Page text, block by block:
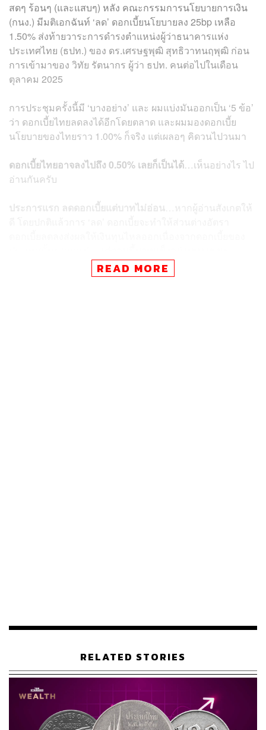
สดๆ ร้อนๆ (และแสบๆ) หลัง คณะกรรมการนโยบายการเงิน
(กนง.) มีมติเอกฉันท์ ‘ลด’ ดอกเบี้ยนโยบายลง 25bp เหลือ
1.50% ส่งท้ายวาระการดำรงตำแหน่งผู้ว่าธนาคารแห่ง
ประเทศไทย (ธปท.) ของ ดร.เศรษฐพุฒิ สุทธิวาทนฤพุฒิ ก่อน
การเข้ามาของ วิทัย รัตนากร ผู้ว่า ธปท. คนต่อไปในเดือน
ตุลาคม 2025
การประชุมครั้งนี้มี ‘บางอย่าง’ และ ผมแบ่งมันออกเป็น ‘5 ข้อ’
ว่า ดอกเบี้ยไทยลดลงได้อีกโดยตลาด และผมมองดอกเบี้ย
นโยบายของไทยราว 1.00% ก็จริง แต่เผลอๆ คิดวนไปวนมา
ดอกเบี้ยไทยอาจลงไปถึง 0.50% เลยก็เป็นได้…เห็นอย่างไร ไป
อ่านกันครับ
ประการแรก ลดดอกเบี้ยแต่บาทไม่อ่อน …หากผู้อ่านสังเกตให้
เหตุผลก็เพราะว่า ปัจจุบันสกุลเงินบาทและสกุลเงินเอเชียต่าง
และ ‘แก้ยาก’ กว่า COVID-19 แน่นอน
ประการถัดมาผู้ว่าท่านใหม่หรือ วิทัย รัตนากร ซึ่งตลาดและ
ผมเห็นตรงกันว่า ถ้ามาแล้ว
ท่านจัดการให้ชุดใหญ่ ‘ลด’
แหลกแจกแถมเพราะการส่งผ่านดอกเบี้ยจากธนาคาร
พาณิชย์ส่งไปถึงภาคครัวเรือน และ SMEs ณ ปัจจุบันยังน้อย
READ MORE
RELATED STORIES